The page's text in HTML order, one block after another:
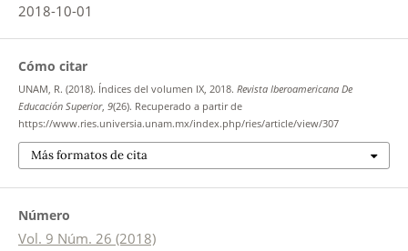
2018-10-01
Cómo citar
UNAM, R. (2018). Índices del volumen IX, 2018. Revista Iberoamericana De
Educación Superior, 9(26). Recuperado a partir de
https://www.ries.universia.unam.mx/index.php/ries/article/view/307
Más formatos de cita
Número
Vol. 9 Núm. 26 (2018)